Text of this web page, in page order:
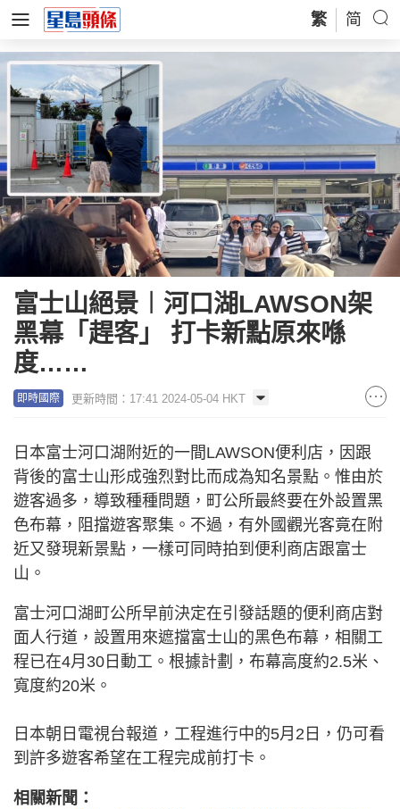
繁 简
富士山絕景︱河口湖LAWSON架
黑幕「趕客」 打卡新點原來喺
度……
即時國際 更新時間：17:41 2024-05-04 HKT
日本富士河口湖附近的一間LAWSON便利店，因跟
背後的富士山形成強烈對比而成為知名景點。惟由於
遊客過多，導致種種問題，町公所最終要在外設置黑
色布幕，阻擋遊客聚集。不過，有外國觀光客竟在附
近又發現新景點，一樣可同時拍到便利商店跟富士
山。
富士河口湖町公所早前決定在引發話題的便利商店對
面人行道，設置用來遮擋富士山的黑色布幕，相關工
程已在4月30日動工。根據計劃，布幕高度約2.5米、
寬度約20米。
日本朝日電視台報道，工程進行中的5月2日，仍可看
到許多遊客希望在工程完成前打卡。
相關新聞：